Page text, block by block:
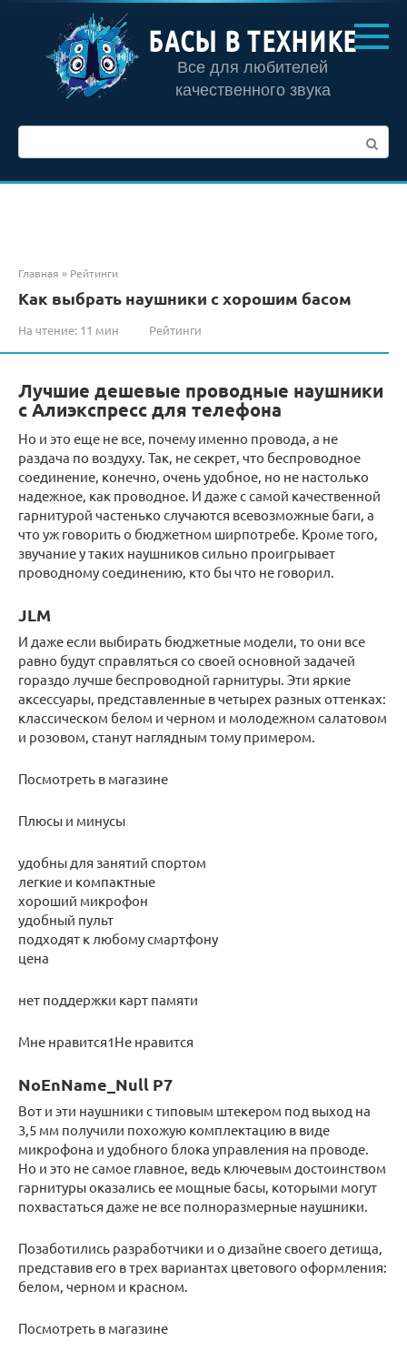
контенту
БАСЫ В ТЕХНИКЕ
Все для любителей
качественного звука
Главная » Рейтинги
Как выбрать наушники с хорошим басом
На чтение: 11 мин Рейтинги
Лучшие дешевые проводные наушники
с Алиэкспресс для телефона
Но и это еще не все, почему именно провода, а не
раздача по воздуху. Так, не секрет, что беспроводное
соединение, конечно, очень удобное, но не настолько
надежное, как проводное. И даже с самой качественной
гарнитурой частенько случаются всевозможные баги, а
что уж говорить о бюджетном ширпотребе. Кроме того,
звучание у таких наушников сильно проигрывает
проводному соединению, кто бы что не говорил.
JLM
И даже если выбирать бюджетные модели, то они все
равно будут справляться со своей основной задачей
гораздо лучше беспроводной гарнитуры. Эти яркие
аксессуары, представленные в четырех разных оттенках:
классическом белом и черном и молодежном салатовом
и розовом, станут наглядным тому примером.
Посмотреть в магазине
Плюсы и минусы
удобны для занятий спортом
легкие и компактные
хороший микрофон
удобный пульт
подходят к любому смартфону
цена
нет поддержки карт памяти
Мне нравится1Не нравится
NoEnName_Null P7
Вот и эти наушники с типовым штекером под выход на
3,5 мм получили похожую комплектацию в виде
микрофона и удобного блока управления на проводе.
Но и это не самое главное, ведь ключевым достоинством
гарнитуры оказались ее мощные басы, которыми могут
похвастаться даже не все полноразмерные наушники.
Позаботились разработчики и о дизайне своего детища,
представив его в трех вариантах цветового оформления:
белом, черном и красном.
Посмотреть в магазине